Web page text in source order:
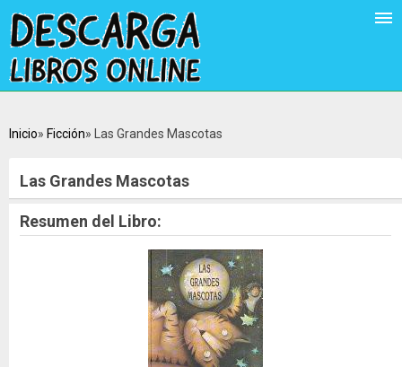
Inicio Ficción Las Grandes Mascotas
Las Grandes Mascotas
Resumen del Libro: